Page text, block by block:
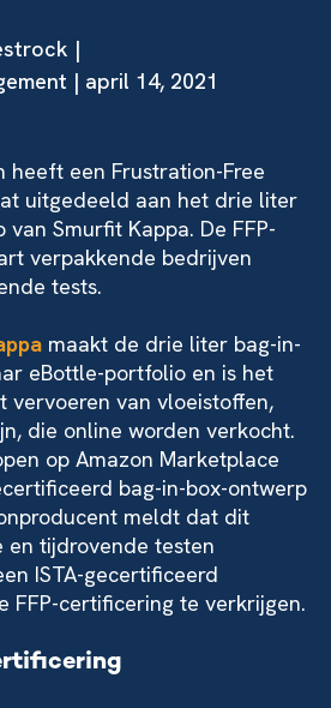
|
| april 14, 2021
heeft een Frustration-Free
uitgedeeld aan het drie liter
Smurfit Kappa. De FFP-
verpakkende bedrijven
tests.
maakt de drie liter bag-in-
eBottle-portfolio en is het
vervoeren van vloeistoffen,
die online worden verkocht.
op Amazon Marketplace
bag-in-box-ontwerp
meldt dat dit
en tijdrovende testen
ISTA-gecertificeerd
FFP-certificering te verkrijgen.